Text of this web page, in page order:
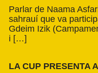
Parlar de Naama
sahrauí que va
Gdeim Izik
i […]
LA CUP PRESENTA